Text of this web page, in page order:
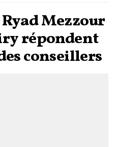
Mezzour
répondent
conseillers